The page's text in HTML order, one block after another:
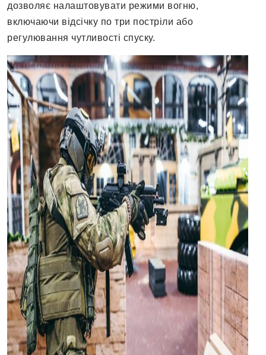
дозволяє налаштовувати режими вогню,
включаючи відсічку по три постріли або
регулювання чутливості спуску.